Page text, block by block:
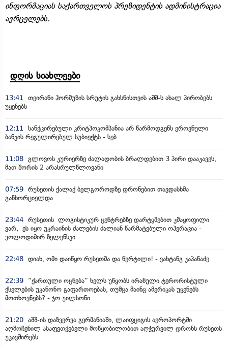
ინფორმაციას საქართველოს პრეზიდენტის ადმინისტრაცია
ავრცელებს.
დღის სიახლეები
13:41
თეირანი ჰორმუზის სრუტის გახსნისთვის აშშ-ს ახალ პირობებს
უყენებს
12:11
სანქცირებული კრიტპოკომპანია არ წარმოდგენს ეროვნული
ბანკის რეგულირებულ სუბიექტს - სებ
11:08 გლოვოს კურიერზე ძალადობის ბრალდებით 3 პირი დააკავეს,
მათ შორის 2 არასრულწლოვანი
07:59 რუსეთის ქალაქ ბელგოროდზე დრონებით თავდასხმა
განხორციელდა
23:44 რუსეთის ლოგისტიკურ ცენტრებზე დარტყმებით კმაყოფილი
ვარ, ეს იყო უკრაინის ძალების ძალიან წარმატებული ოპერაცია -
ვოლოდიმირ ზელენსკი
22:48 დიახ, ომი დაიწყო რუსეთმა და წერტილი! - ვახტანგ კაპანაძე
22:39
“ქართული ოცნება” ხელს უწყობს ირანული ტერორისტული
ქსელების უკანონო გაფართოებას, თუმცა მაინც ამერიკას უყენებს
მოთხოვნებს? - ჯო უილსონი
21:20 აშშ-ის დაზვერვა გერმანიაში, ლაიფციგის აეროპორტში
აღმოჩენილ ასაფეთქებელი მოწყობილობით აღჭურვილ დრონს რუსეთს
უკავშირებს